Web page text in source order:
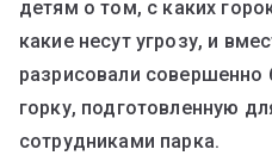
детям о том, с каких
какие несут угрозу, и
разрисовали
горку, подготовленную
сотрудниками парка.